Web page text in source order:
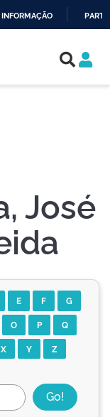
José
E F
G
O P
Q
X Y Z